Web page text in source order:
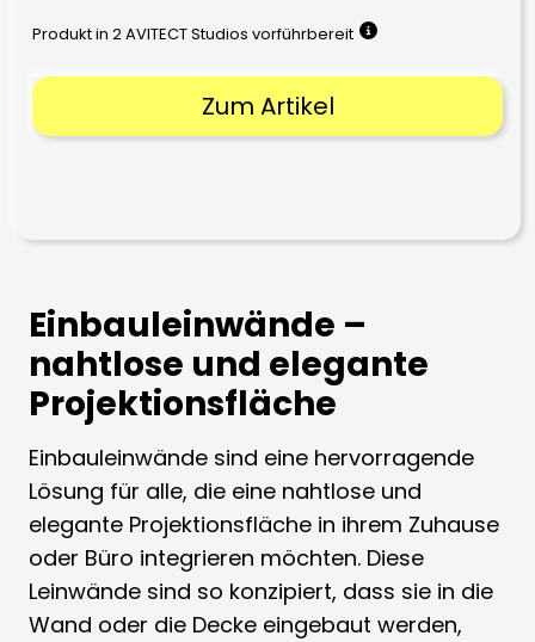
Produkt in 2 AVITECT Studios vorführbereit
Zum Artikel
Einbauleinwände –
nahtlose und elegante
Projektionsfläche
Einbauleinwände sind eine hervorragende
Lösung für alle, die eine nahtlose und
elegante Projektionsfläche in ihrem Zuhause
oder Büro integrieren möchten. Diese
Leinwände sind so konzipiert, dass sie in die
Wand oder die Decke eingebaut werden,